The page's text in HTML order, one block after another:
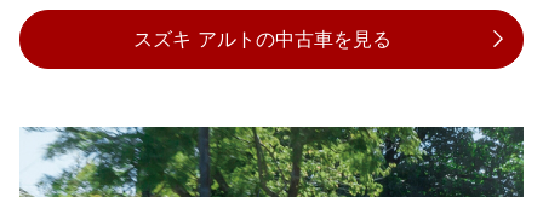
スズキ アルトの中古車を見る